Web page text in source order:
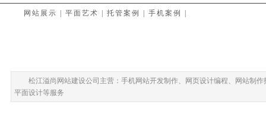
网站展示 平面艺术 托管案例 手机案例
松江溢尚网站建设公司主营：手机网站开发制作、网页设计编程、网站制
平面设计等服务